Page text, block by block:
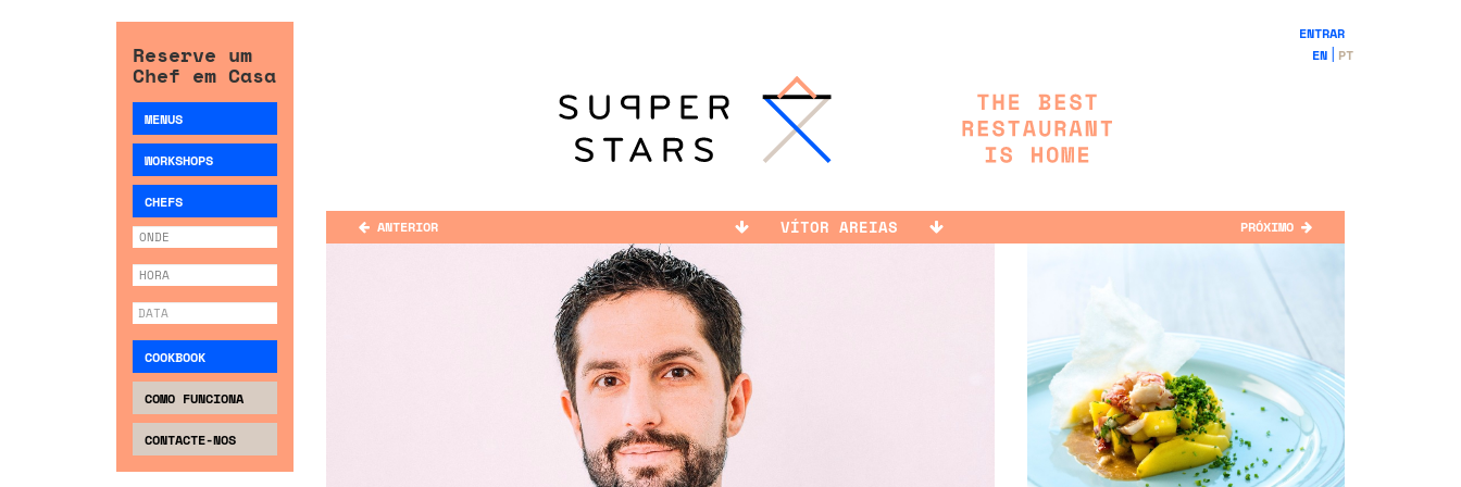
Reserve um
Chef em Casa
MENUS
WORKSHOPS
CHEFS
COOKBOOK
COMO FUNCIONA
CONTACTE-NOS
ENTRAR
EN
PT
ANTERIOR VÍTOR AREIAS PRÓXIMO